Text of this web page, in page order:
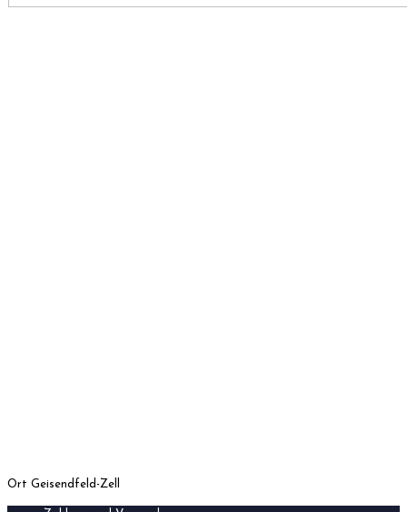
Ort Geisendfeld-Zell